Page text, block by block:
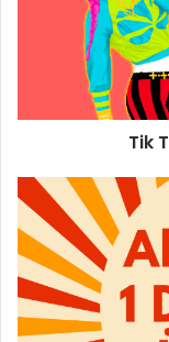
Tik